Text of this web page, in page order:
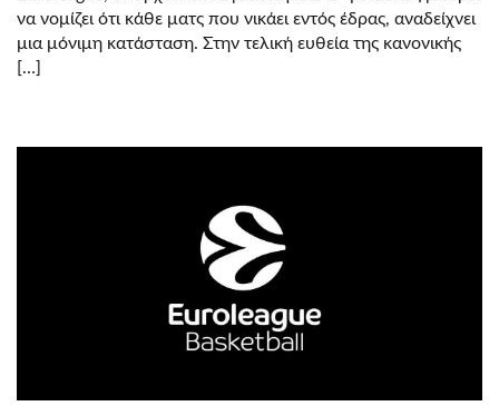
να νομίζει ότι κάθε ματς που νικάει εντός έδρας, αναδείχνει
μια μόνιμη κατάσταση. Στην τελική ευθεία της κανονικής
[…]